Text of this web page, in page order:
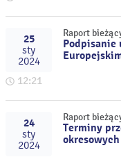
25
sty
2024
12:21
Raport
Podpisanie
24
sty
2024
Raport
Terminy